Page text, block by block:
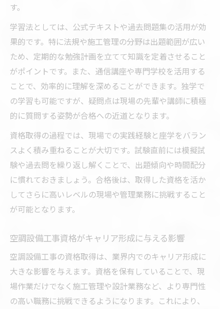
す。
学習法としては、公式テキストや過去問題集の活用が効
果的です。特に法規や施工管理の分野は出題範囲が広い
ため、定期的な勉強計画を立てて知識を定着させること
がポイントです。また、通信講座や専門学校を活用する
ことで、効率的に理解を深めることができます。独学で
の学習も可能ですが、疑問点は現場の先輩や講師に積極
的に質問する姿勢が合格への近道となります。
資格取得の過程では、現場での実践経験と座学をバラン
スよく積み重ねることが大切です。試験直前には模擬試
験や過去問を繰り返し解くことで、出題傾向や時間配分
に慣れておきましょう。合格後は、取得した資格を活か
してさらに高いレベルの現場や管理業務に挑戦すること
が可能となります。
空調設備工事資格がキャリア形成に与える影響
空調設備工事の資格取得は、業界内でのキャリア形成に
大きな影響を与えます。資格を保有していることで、現
場作業だけでなく施工管理や設計業務など、より専門性
の高い職務に挑戦できるようになります。これにより、